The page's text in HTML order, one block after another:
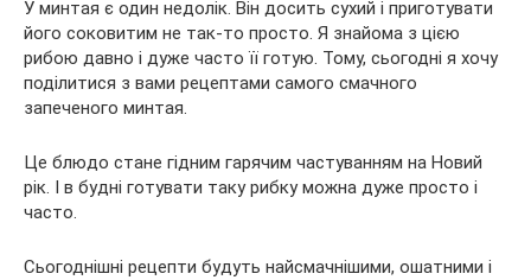
У минтая є один недолік. Він досить сухий і приготувати
його соковитим не так-то просто. Я знайома з цією
рибою давно і дуже часто її готую. Тому, сьогодні я хочу
поділитися з вами рецептами самого смачного
запеченого минтая.
Це блюдо стане гідним гарячим частуванням на Новий
рік. І в будні готувати таку рибку можна дуже просто і
часто.
Сьогоднішні рецепти будуть найсмачнішими, ошатними і